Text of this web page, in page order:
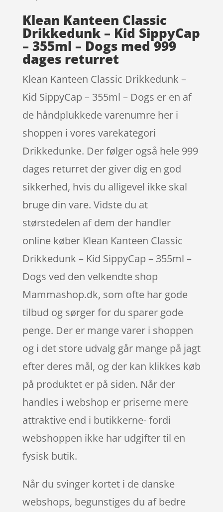
Klean Kanteen Classic
Drikkedunk – Kid SippyCap
– 355ml – Dogs med 999
dages returret
Klean Kanteen Classic Drikkedunk –
Kid SippyCap – 355ml – Dogs er en af
de håndplukkede varenumre her i
shoppen i vores varekategori
Drikkedunke. Der følger også hele 999
dages returret der giver dig en god
sikkerhed, hvis du alligevel ikke skal
bruge din vare. Vidste du at
størstedelen af dem der handler
online køber Klean Kanteen Classic
Drikkedunk – Kid SippyCap – 355ml –
Dogs ved den velkendte shop
Mammashop.dk, som ofte har gode
tilbud og sørger for du sparer gode
penge. Der er mange varer i shoppen
og i det store udvalg går mange på jagt
efter deres mål, og der kan klikkes køb
på produktet er på siden. Når der
handles i webshop er priserne mere
attraktive end i butikkerne- fordi
webshoppen ikke har udgifter til en
fysisk butik.
Når du svinger kortet i de danske
webshops, begunstiges du af bedre